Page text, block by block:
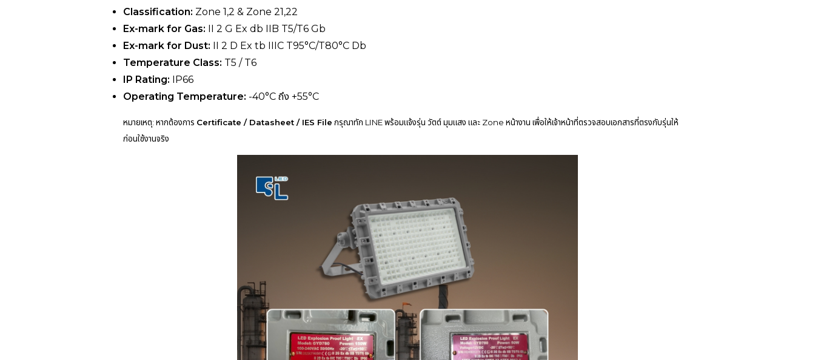
Classification: Zone 1,2 & Zone 21,22
Ex-mark for Gas: II 2 G Ex db IIB T5/T6 Gb
Ex-mark for Dust: II 2 D Ex tb IIIC T95°C/T80°C Db
Temperature Class: T5 / T6
IP Rating: IP66
Operating Temperature: -40°C ถึง +55°C
หมายเหตุ: หากต้องการ Certificate / Datasheet / IES File กรุณาทัก LINE พร้อมแจ้งรุ่น วัตต์ มุมแสง และ Zone หน้างาน เพื่อให้เจ้าหน้าที่ตรวจสอบเอกสารที่ตรงกับรุ่นให้
ก่อนใช้งานจริง